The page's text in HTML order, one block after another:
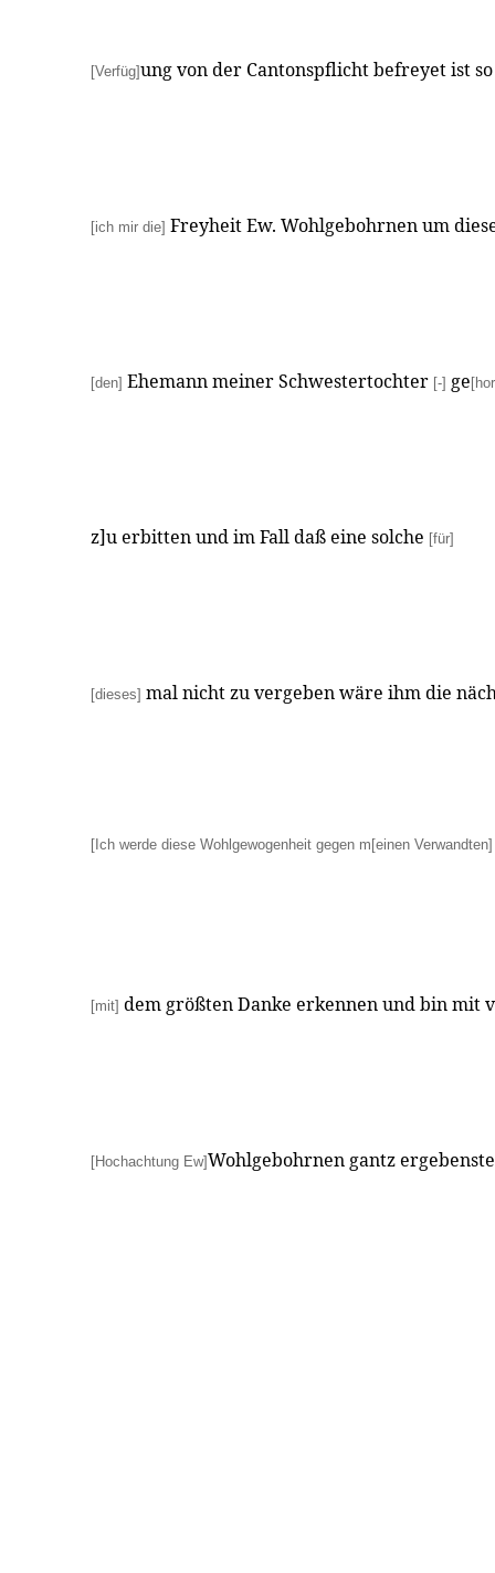
[Verfüg]ung von der Cantonspflicht befreyet ist
[ich mir die] Freyheit Ew. Wohlgebohrnen um
[den] Ehemann meiner Schwestertochter [-] ge
z]u erbitten und im Fall daß eine solche [für]
[dieses] mal nicht zu vergeben wäre ihm die
[Ich werde diese Wohlgewogenheit gegen m[einen Verwandten]
[mit] dem größten Danke erkennen und bin mit
[Hochachtung Ew]Wohlgebohrnen gantz